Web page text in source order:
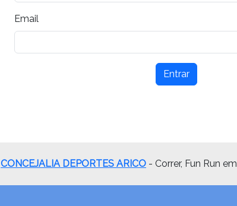
Email
Entrar
CONCEJALIA DEPORTES ARICO - Correr, Fun Run em